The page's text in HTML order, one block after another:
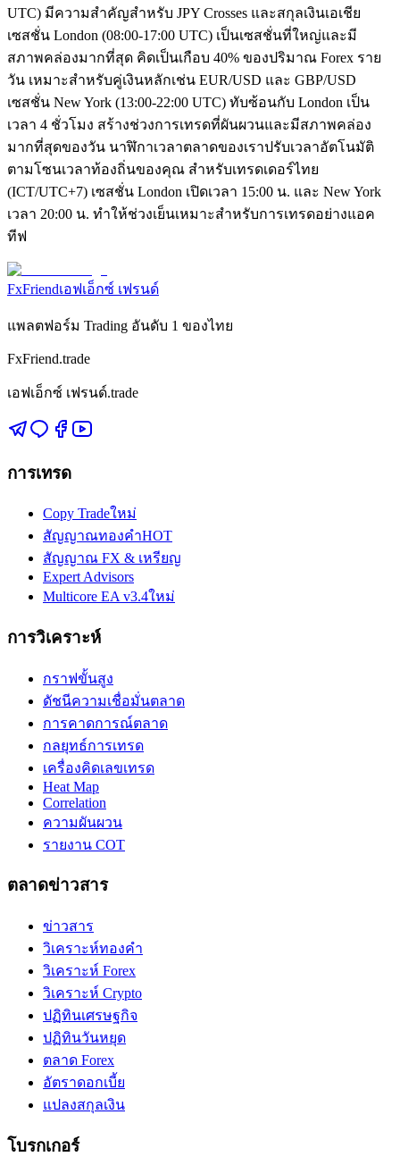
UTC) มีความสำคัญสำหรับ JPY Crosses และสกุลเงินเอเชีย
เซสชั่น London (08:00-17:00 UTC) เป็นเซสชั่นที่ใหญ่และมี
สภาพคล่องมากที่สุด คิดเป็นเกือบ 40% ของปริมาณ Forex ราย
วัน เหมาะสำหรับคู่เงินหลักเช่น EUR/USD และ GBP/USD
เซสชั่น New York (13:00-22:00 UTC) ทับซ้อนกับ London เป็น
เวลา 4 ชั่วโมง สร้างช่วงการเทรดที่ผันผวนและมีสภาพคล่อง
มากที่สุดของวัน นาฬิกาเวลาตลาดของเราปรับเวลาอัตโนมัติ
ตามโซนเวลาท้องถิ่นของคุณ สำหรับเทรดเดอร์ไทย
(ICT/UTC+7) เซสชั่น London เปิดเวลา 15:00 น. และ New York
เวลา 20:00 น. ทำให้ช่วงเย็นเหมาะสำหรับการเทรดอย่างแอค
ทีฟ
FxFriendเอฟเอ็กซ์ เฟรนด์
แพลตฟอร์ม Trading อันดับ 1 ของไทย
FxFriend.trade
เอฟเอ็กซ์ เฟรนด์.trade
การเทรด
Copy Tradeใหม่
สัญญาณทองคำHOT
สัญญาณ FX & เหรียญ
Expert Advisors
Multicore EA v3.4ใหม่
การวิเคราะห์
กราฟขั้นสูง
ดัชนีความเชื่อมั่นตลาด
การคาดการณ์ตลาด
กลยุทธ์การเทรด
เครื่องคิดเลขเทรด
Heat Map
Correlation
ความผันผวน
รายงาน COT
ตลาดข่าวสาร
ข่าวสาร
วิเคราะห์ทองคำ
วิเคราะห์ Forex
วิเคราะห์ Crypto
ปฏิทินเศรษฐกิจ
ปฏิทินวันหยุด
ตลาด Forex
อัตราดอกเบี้ย
แปลงสกุลเงิน
โบรกเกอร์